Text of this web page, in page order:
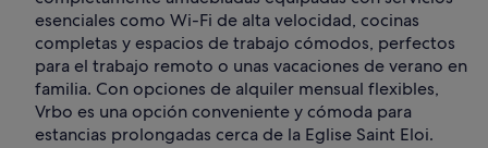
esenciales como Wi-Fi de alta velocidad, cocinas
completas y espacios de trabajo cómodos, perfectos
para el trabajo remoto o unas vacaciones de verano en
familia. Con opciones de alquiler mensual flexibles,
Vrbo es una opción conveniente y cómoda para
estancias prolongadas cerca de la Eglise Saint Eloi.